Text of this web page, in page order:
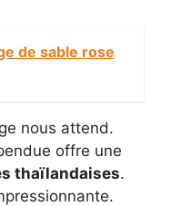
de sable rose
nous attend.
offre une
thaïlandaises.